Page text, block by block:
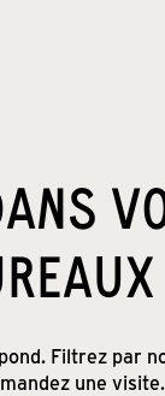
Filtrez par
une visite.